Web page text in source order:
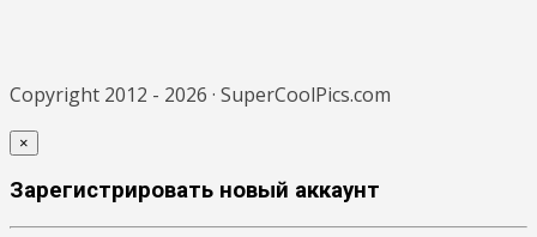
Copyright 2012 - 2026 · SuperCoolPics.com
×
Зарегистрировать новый аккаунт